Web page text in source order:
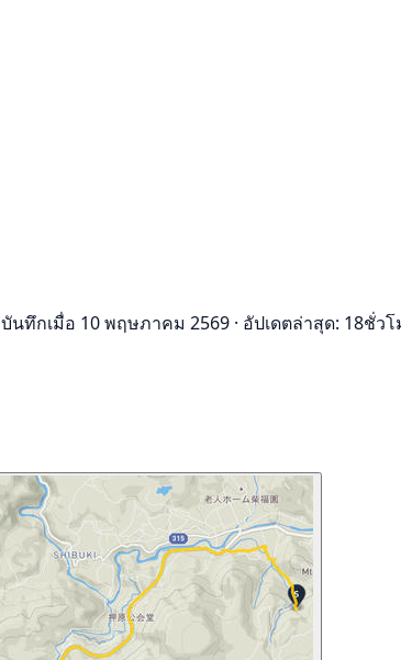
บันทึกเมื่อ 10 พฤษภาคม 2569 · อัปเดตล่าสุด: 18ชั่ว